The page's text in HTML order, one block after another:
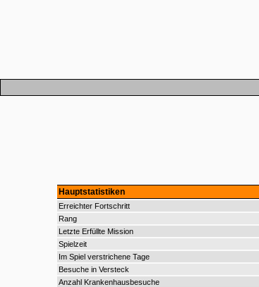
Hauptstatistiken
Erreichter Fortschritt
Rang
Letzte Erfüllte Mission
Spielzeit
Im Spiel verstrichene Tage
Besuche in Versteck
Anzahl Krankenhausbesuche